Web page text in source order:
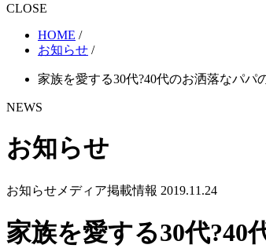
CLOSE
HOME /
お知らせ /
家族を愛する30代?40代のお洒落なパパ
NEWS
お知らせ
お知らせ メディア掲載情報 2019.11.24
家族を愛する30代